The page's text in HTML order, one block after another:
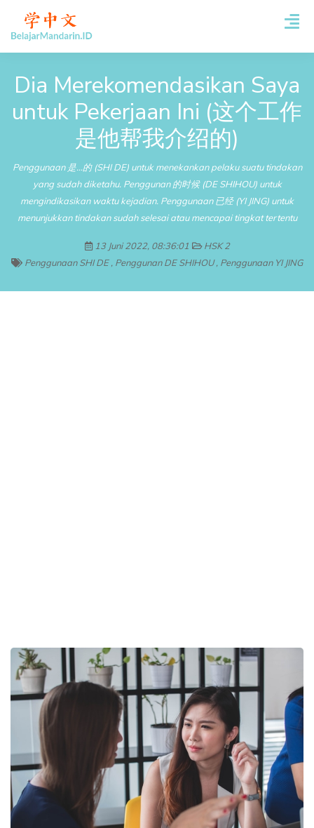
Dia Merekomendasikan Saya
untuk Pekerjaan Ini (这个工作
是他帮我介绍的)
Penggunaan 是...的 (SHI DE) untuk menekankan pelaku suatu tindakan
yang sudah diketahu. Penggunan 的时候 (DE SHIHOU) untuk
mengindikasikan waktu kejadian. Penggunaan 已经 (YI JING) untuk
menunjukkan tindakan sudah selesai atau mencapai tingkat tertentu
13 Juni 2022, 08:36:01
HSK 2
Penggunaan SHI DE, Penggunan DE SHIHOU, Penggunaan YI JING